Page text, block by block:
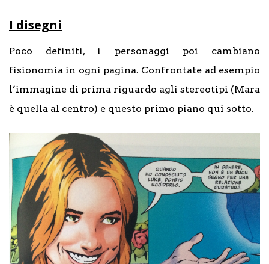
I disegni
Poco definiti, i personaggi poi cambiano
fisionomia in ogni pagina. Confrontate ad esempio
l’immagine di prima riguardo agli stereotipi (Mara
è quella al centro) e questo primo piano qui sotto.